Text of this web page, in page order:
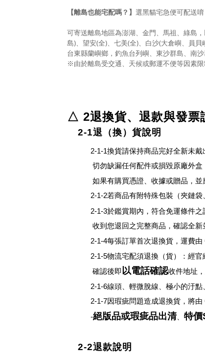
【離島也能宅配嗎？】 選黑貓宅急便可配送唷
可寄送離島地區為澎湖、金門、馬祖、綠島
島)、望安(全)、七美(全)、白沙(大倉嶼、員貝
台東縣蘭嶼鄉，釣魚台列嶼、東沙群島、南
※由於離島受交通、天候或郵運不便等因素
△ 2退換貨、退款與發票
2-1退（換）貨說明
2-1-1換貨請保持商品完好全新未
切勿缺漏任何配件或損毀原廠外
如果有購買憑證、收據或贈品，並
2-1-2若商品有附特殊包裝 （夾鏈袋
2-1-3於鑑賞期內，符合免運條件之
收到您退回之完整商品，確認全
2-1-4每張訂單首次退換貨，運費由
2-1-5物流宅配須退換 （貨） ：經
確認後即以電話確認收件地址
2-1-6線頭、輕微脫線、極小的汙點
2-1-7因瑕疵問題造成退換貨，將由
-絕版品或瑕疵品出清、特價
2-2退款說明